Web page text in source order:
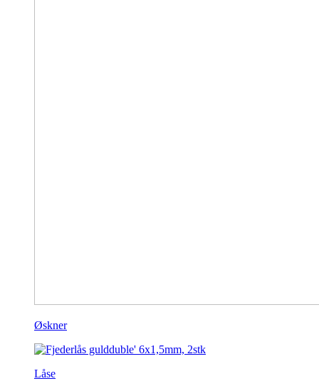
Øskner
Låse